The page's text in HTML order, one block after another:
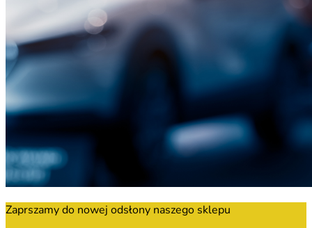
Zaprszamy do nowej odsłony naszego sklepu